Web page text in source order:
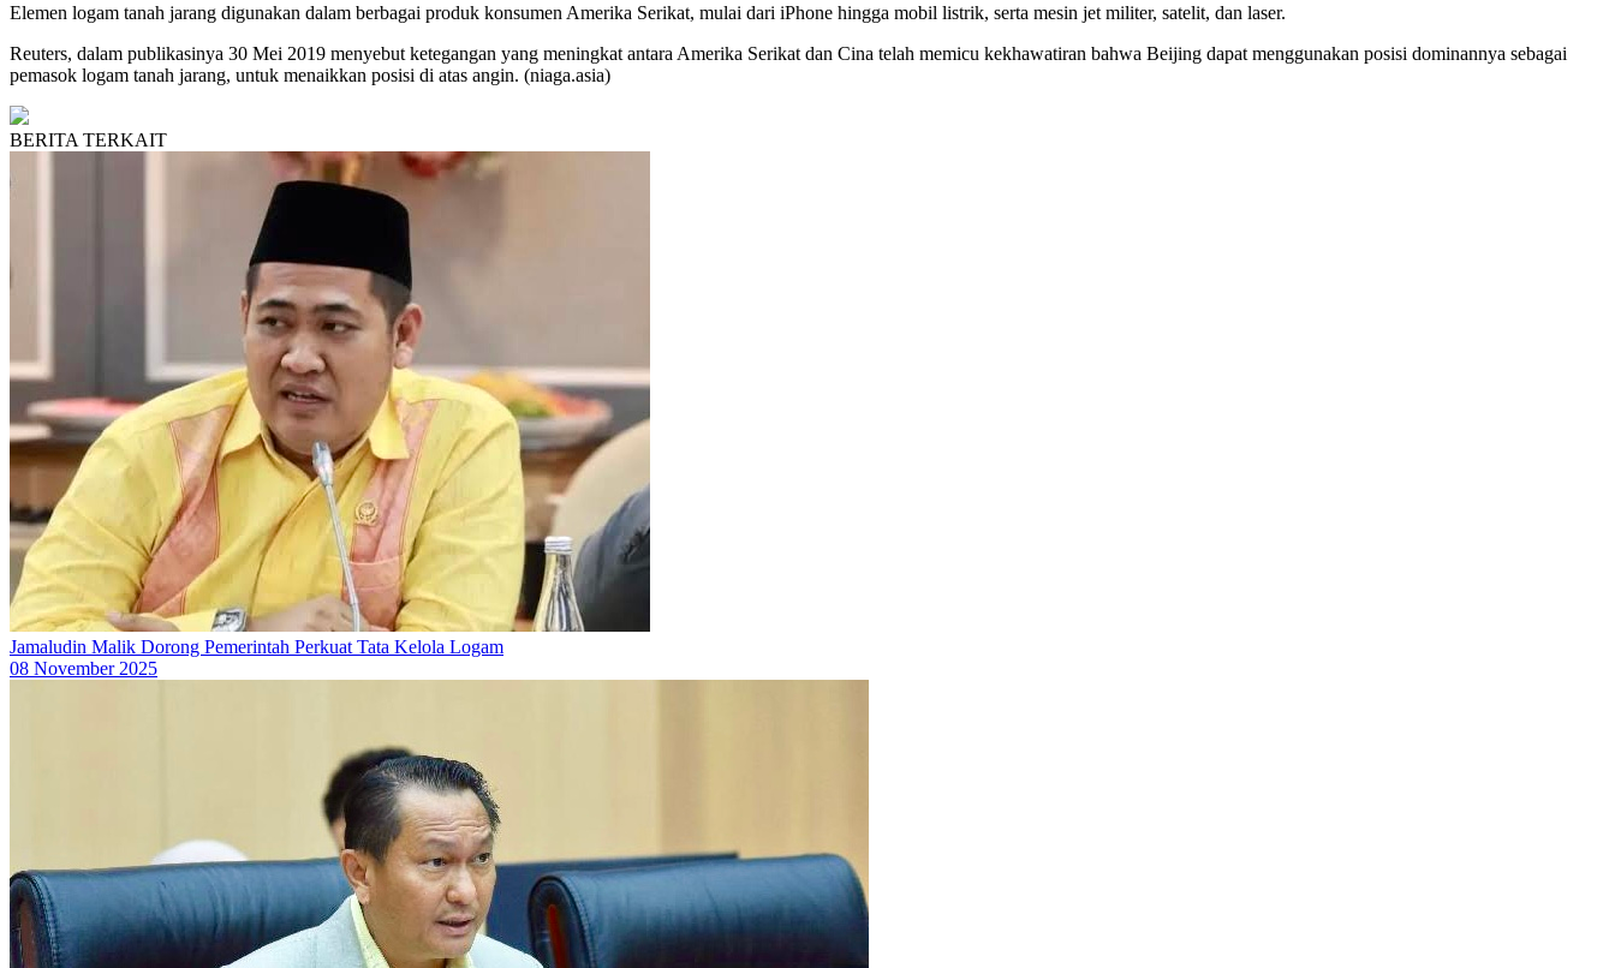
Elemen logam tanah jarang digunakan dalam berbagai produk konsumen Amerika Serikat, mulai dari iPhone hingga mobil listrik, serta mesin jet militer, satelit, dan laser.
Reuters, dalam publikasinya 30 Mei 2019 menyebut ketegangan yang meningkat antara Amerika Serikat dan Cina telah memicu kekhawatiran bahwa Beijing dapat menggunakan posisi dominannya sebagai
pemasok logam tanah jarang, untuk menaikkan posisi di atas angin. (niaga.asia)
BERITA TERKAIT
Jamaludin Malik Dorong Pemerintah Perkuat Tata Kelola Logam
08 November 2025